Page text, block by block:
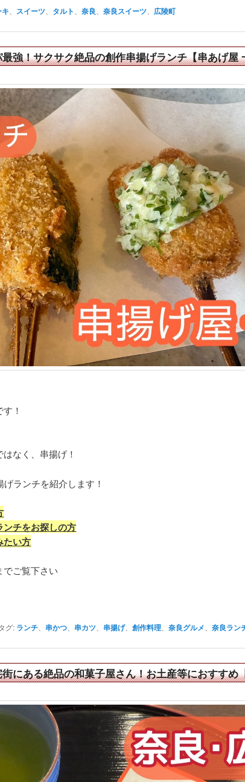
スイーツ タルト 、奈良 、奈良スイーツ 広陵町
強！サクサク絶品の創作串揚げランチ【串あげ屋
！
なく、串揚げ！
ランチを紹介します！
チをお探しの方
たい方
でご覧下さい
グ: ランチ 串かつ 串カツ 串揚げ、創作料理 、奈良グルメ 、奈良ラン
にある絶品の和菓子屋さん！お土産等におすすめ